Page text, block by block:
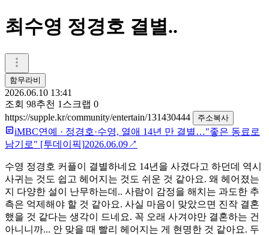
최수영 정경호 결별..
함무라비
2026.06.10 13:41
조회 98추천 1 스크랩 0
https://supple.kr/community/entertain/131430444
주소복사
iMBC연예 · 정경호·수영, 열애 14년 만 결별…"좋은 동료로
남기로" [투데이픽]2026.06.09↗
수영 정경호 커플이 결별하네요 14년을 사겼다고 하던데 역시
사귀는 것도 쉽고 헤어지는 것도 쉬운 것 같아요. 왜 헤어졌는
지 다양한 설이 난무하는데.. 사람이 감정을 해치는 과도한 추
측은 억제해야 할 것 같아요. 사실 마음이 맞았으면 진작 결혼
했을 것 같다는 생각이 드네요. 꼭 오래 사겨야만 결혼하는 건
아니니까... 안 맞을 때 빨리 헤어지는 게 현명한 것 같아요. 두